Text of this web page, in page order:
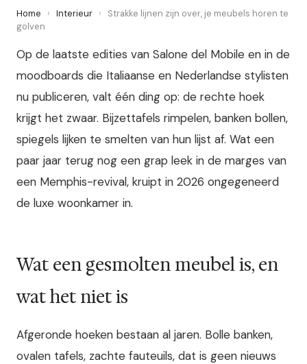
Home › Interieur ›
Strakke lijnen zijn over, je meubels horen te
golven
Op de laatste edities van Salone del Mobile en in de
moodboards die Italiaanse en Nederlandse stylisten
nu publiceren, valt één ding op: de rechte hoek
krijgt het zwaar. Bijzettafels rimpelen, banken bollen,
spiegels lijken te smelten van hun lijst af. Wat een
paar jaar terug nog een grap leek in de marges van
een Memphis-revival, kruipt in 2026 ongegeneerd
de luxe woonkamer in.
Wat een gesmolten meubel is, en
wat het niet is
Afgeronde hoeken bestaan al jaren. Bolle banken,
ovalen tafels, zachte fauteuils, dat is geen nieuws